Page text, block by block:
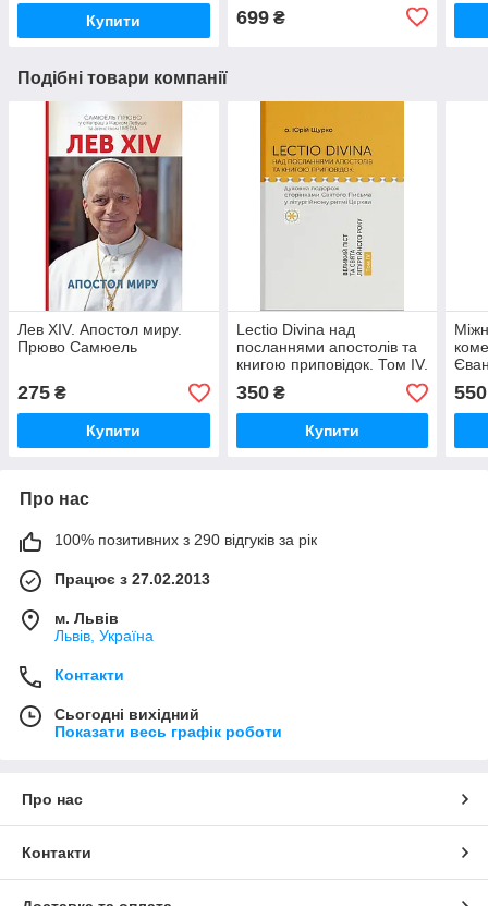
Купити 699₴
Подібні товари компанії
Лев XIV. Апостол миру.
Прюво Самюель
275 ₴
Купити
Lectio Divina над
посланнями апостолів та
книгою приповідок. Том IV.
Юрій Щурко
350₴
Купити
550
Про нас
100% позитивних з 290 відгуків за рік
Працює з 27.02.2013
м. Львів
Львів, Україна
Контакти
Сьогодні вихідний
Показати весь графік роботи
Про нас
Контакти